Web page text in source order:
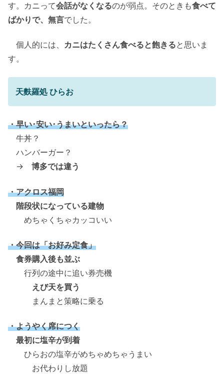
す。カニって会話がなくなるのが弱点。そのときも食べて
ばかりで、無言でした。
個人的には、 カニはたくさん食べると飽きると思いま
す。
天麩羅処 ひらお
・早い･安い･うまいといったら？
牛丼？
ハンバーガー？
→ 博多では違う
・アクロス福岡
階段状になっている建物
めちゃくちゃカッコいい
・今回は「お好み定食」
食券購入後も並ぶ
行列の途中に追い券売機
えび天を買う
まんまと策略に乗る
・ようやく席につく
最初に塩辛が到着
ひらおの塩辛がめちゃめちゃうまい
お代わりし放題